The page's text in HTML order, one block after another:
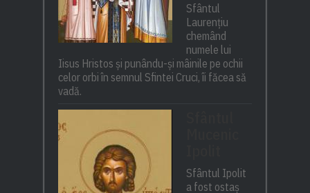
Sfântul
Laurențiu
chemând
numele lui
Iisus Hristos și punându-și mâinile pe ochii
celor orbi în semnul Sfintei Cruci, îi făcea să
vadă.
Sfântul Ipolit
a fost ostaș